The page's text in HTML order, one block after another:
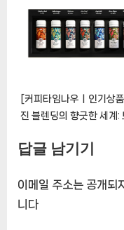
ㅣ추천상품]
[커피타임나우ㅣ인기상
진 블렌딩의 향긋한 세계:
[CoffeeTimeNOWㅣ추
답글 남기기
이메일 주소는 공개되
니다